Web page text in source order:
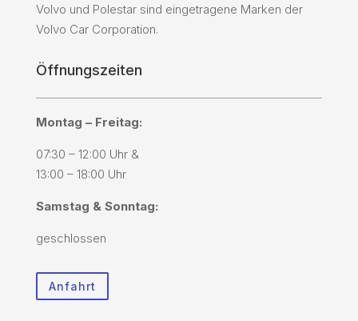
Volvo und Polestar sind eingetragene Marken der
Volvo Car Corporation.
Öffnungszeiten
Montag – Freitag:
07:30 – 12:00 Uhr &
13:00 – 18:00 Uhr
Samstag & Sonntag:
geschlossen
Anfahrt